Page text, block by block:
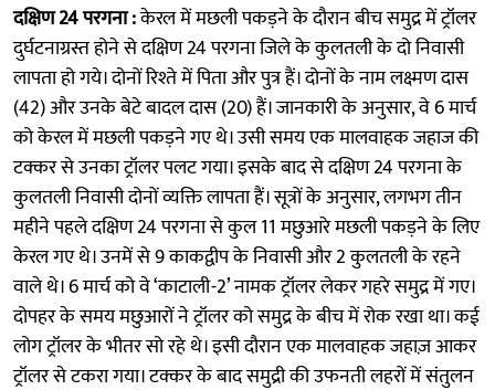
दक्षिण 24 परगना :केरल में मछली पकड़ने के दौरान बीच समुद्र में ट्रॉलर
दुर्घटनाग्रस्त होने से दक्षिण 24 परगना जिले के कुलतली के दो निवासी
लापता हो गये। दोनों रिश्ते में पिता और पुत्र हैं। दोनों के नाम लक्ष्मण दास
(42) और उनके बेटे बादल दास (20) हैं। जानकारी के अनुसार, वे 6 मार्च
को केरल में मछली पकड़ने गए थे। उसी समय एक मालवाहक जहाज की
टक्कर से उनका ट्रॉलर पलट गया। इसके बाद से दक्षिण 24 परगना के
कुलतली निवासी दोनों व्यक्ति लापता हैं। सूत्रों के अनुसार, लगभग तीन
महीने पहले दक्षिण 24 परगना से कुल 11 मछुआरे मछली पकड़ने के लिए
केरल गए थे। उनमें से 9 काकद्वीप के निवासी और 2 कुलतली के रहने
वाले थे। 6 मार्च को वे ‘काटाली-2’ नामक ट्रॉलर लेकर गहरे समुद्र में गए।
दोपहर के समय मछुआरों ने ट्रॉलर को समुद्र के बीच में रोक रखा था। कई
लोग ट्रॉलर के भीतर सो रहे थे। इसी दौरान एक मालवाहक जहाज़ आकर
ट्रॉलर से टकरा गया। टक्कर के बाद समुद्री की उफनती लहरों में संतुलन